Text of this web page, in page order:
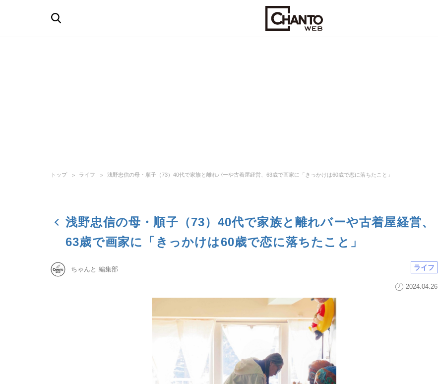
トップ ライフ 浅野忠信の母・順子（73）40代で家族と離れバーや古着屋経営、63歳で画家に「きっかけは60歳で恋に落ちたこと」
浅野忠信の母・順子（73）40代で家族と離れバーや古着屋経営、
63歳で画家に「きっかけは60歳で恋に落ちたこと」
ちゃんと 編集部 ライフ
2024.04.26